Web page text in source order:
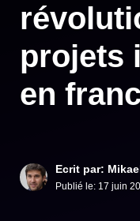
projets
en
Ecrit par:
Publié le: 17 juin